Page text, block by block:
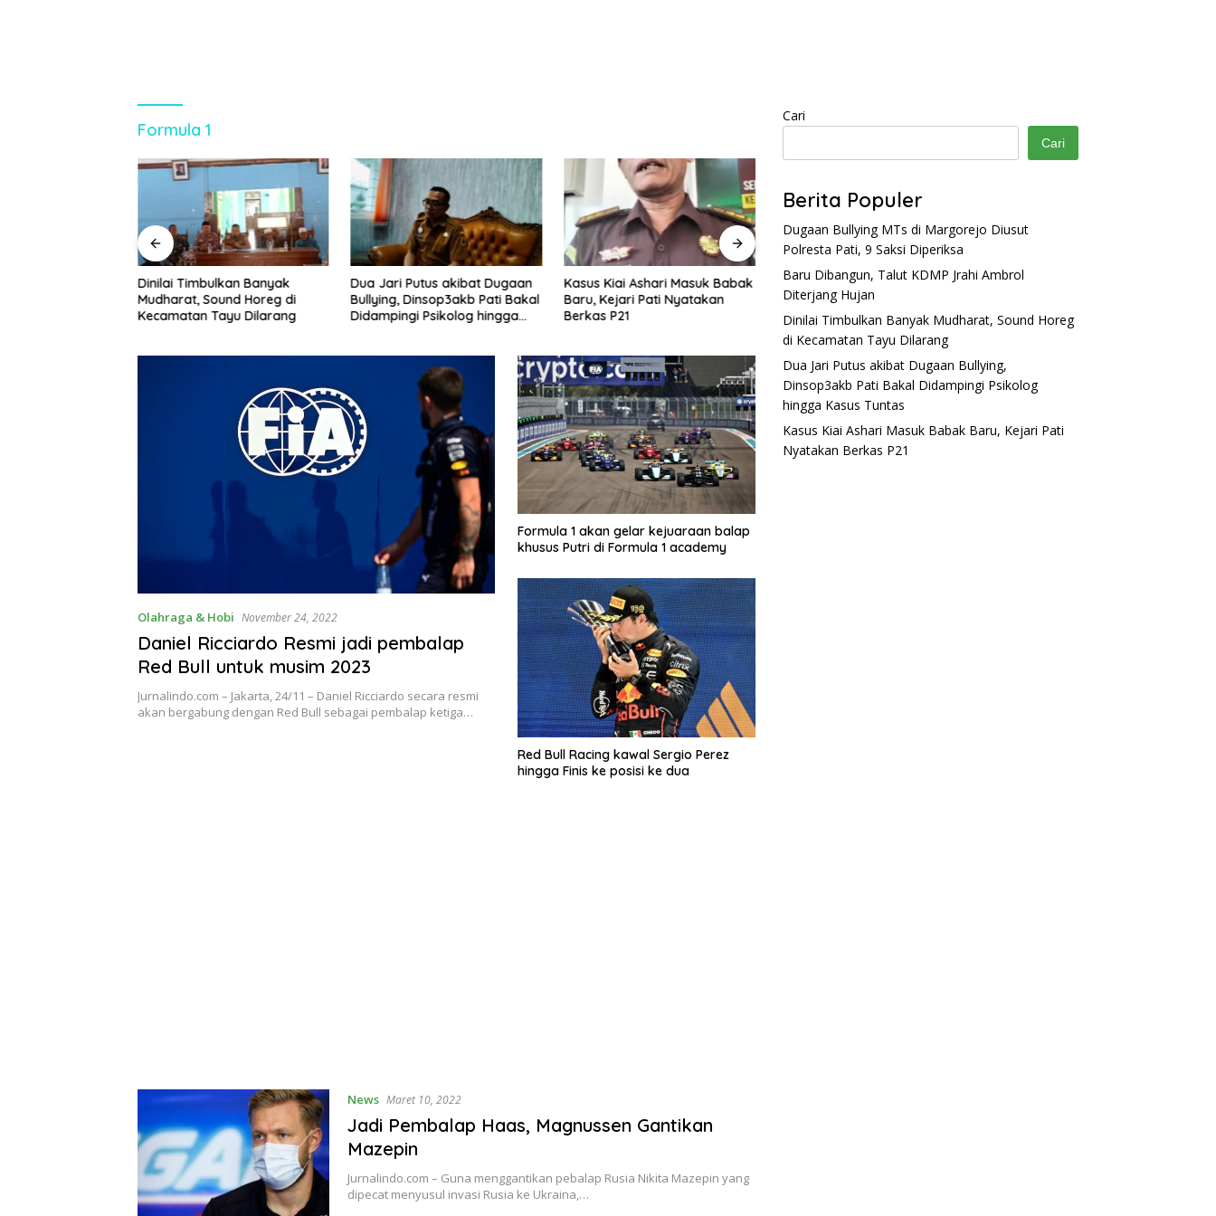
Formula 1
Dinilai Timbulkan Banyak
Mudharat, Sound Horeg di
Kecamatan Tayu Dilarang
Dua Jari Putus akibat Dugaan
Bullying, Dinsop3akb Pati Bakal
Didampingi Psikolog hingga
Kasus Kiai Ashari Masuk Babak
Baru, Kejari Pati Nyatakan
Berkas P21
Parkir Pekan Kreasi Pati
Mendadak Rp10 Ribu, Dishub:
Itu Pungli!
Dugaan Bullying Brutal di MTs
hingga Jarinya Putus
Olahraga & Hobi November 24, 2022
Daniel Ricciardo Resmi jadi pembalap
Red Bull untuk musim 2023
Jurnalindo.com – Jakarta, 24/11 – Daniel Ricciardo secara resmi
akan bergabung dengan Red Bull sebagai pembalap ketiga…
Formula 1 akan gelar kejuaraan balap
khusus Putri di Formula 1 academy
Red Bull Racing kawal Sergio Perez
hingga Finis ke posisi ke dua
News Maret 10, 2022
Jadi Pembalap Haas, Magnussen Gantikan
Mazepin
Jurnalindo.com – Guna menggantikan pebalap Rusia Nikita Mazepin yang
dipecat menyusul invasi Rusia ke Ukraina,…
Cari
Cari
Berita Populer
Dugaan Bullying MTs di Margorejo Diusut
Polresta Pati, 9 Saksi Diperiksa
Baru Dibangun, Talut KDMP Jrahi Ambrol
Diterjang Hujan
Dinilai Timbulkan Banyak Mudharat, Sound Horeg
di Kecamatan Tayu Dilarang
Dua Jari Putus akibat Dugaan Bullying,
Dinsop3akb Pati Bakal Didampingi Psikolog
hingga Kasus Tuntas
Kasus Kiai Ashari Masuk Babak Baru, Kejari Pati
Nyatakan Berkas P21